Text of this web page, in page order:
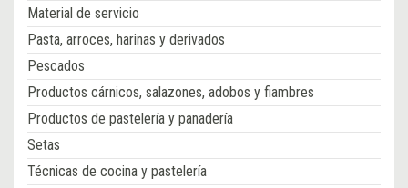
Material de servicio
Pasta, arroces, harinas y derivados
Pescados
Productos cárnicos, salazones, adobos y fiambres
Productos de pastelería y panadería
Setas
Técnicas de cocina y pastelería